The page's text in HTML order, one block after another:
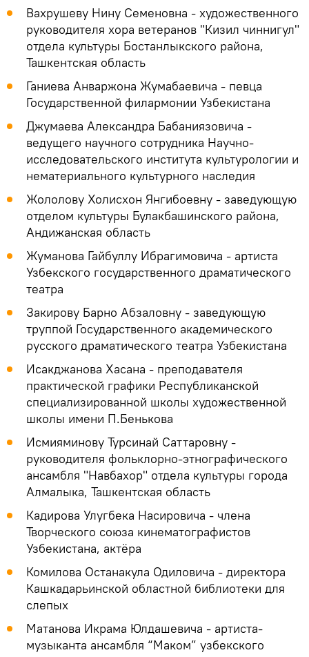
Вахрушеву Нину Семеновна - художественного
руководителя хора ветеранов "Кизил чиннигул"
отдела культуры Бостанлыкского района,
Ташкентская область
Ганиева Анваржона Жумабаевича - певца
Государственной филармонии Узбекистана
Джумаева Александра Бабаниязовича -
ведущего научного сотрудника Научно-
исследовательского института культурологии и
нематериального культурного наследия
Жололову Холисхон Янгибоевну - заведующую
отделом культуры Булакбашинского района,
Андижанская область
Жуманова Гайбуллу Ибрагимовича - артиста
Узбекского государственного драматического
театра
Закирову Барно Абзаловну - заведующую
труппой Государственного академического
русского драматического театра Узбекистана
Исакджанова Хасана - преподавателя
практической графики Республиканской
специализированной школы художественной
школы имени П.Бенькова
Исмияминову Турсинай Саттаровну -
руководителя фольклорно-этнографического
ансамбля "Навбахор" отдела культуры города
Алмалыка, Ташкентская область
Кадирова Улугбека Насировича - члена
Творческого союза кинематографистов
Узбекистана, актёра
Комилова Останакула Одиловича - директора
Кашкадарьинской областной библиотеки для
слепых
Мaтaнoва Икрама Юлдaшeвича - артиста-
музыканта ансамбля “Маком” узбекского